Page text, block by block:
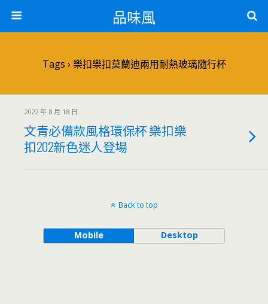
品味風
Tags › 樂扣樂扣莫蘭迪兩用耐熱玻璃隨行杯
2022 年 8 月 18 日
文青必備款風格環保杯 樂扣樂
扣202新色迷人登場
Back to top
Mobile Desktop